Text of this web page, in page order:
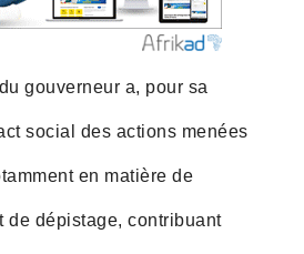
gouverneur a, pour sa
social des actions menées
en matière de
de dépistage, contribuant